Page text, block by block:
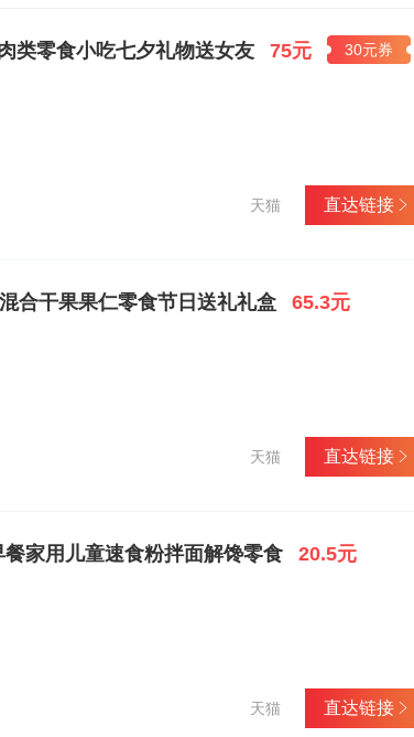
营销及品牌经验，是中国坚果协会高级专家兼食品工业坚果
类零食小吃七夕礼物送女友 75元 30元券
直达链接
天猫
合干果果仁零食节日送礼礼盒 65.3元
直达链接
天猫
家用儿童速食粉拌面解馋零食 20.5元
直达链接
天猫